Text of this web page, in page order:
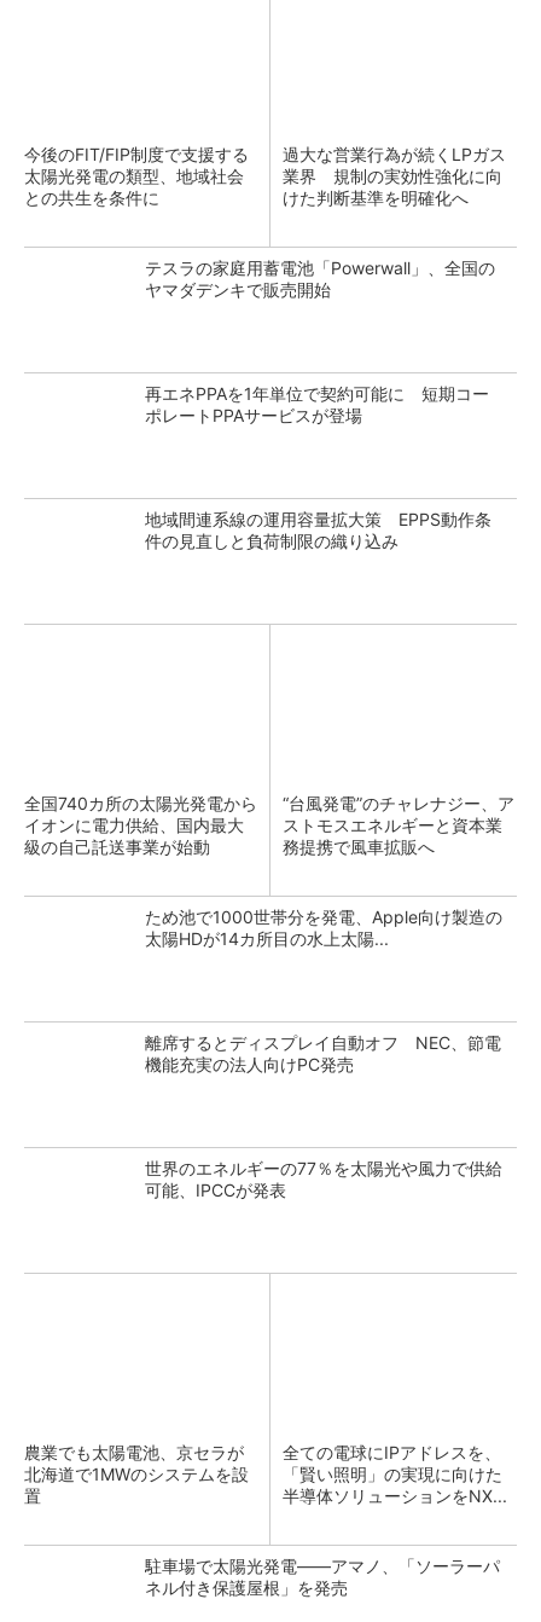
今後のFIT/FIP制度で支援する
太陽光発電の類型、地域社会
との共生を条件に
過大な営業行為が続くLPガス
業界 規制の実効性強化に向
けた判断基準を明確化へ
テスラの家庭用蓄電池「Powerwall」、全国の
ヤマダデンキで販売開始
再エネPPAを1年単位で契約可能に 短期コー
ポレートPPAサービスが登場
地域間連系線の運用容量拡大策 EPPS動作条
件の見直しと負荷制限の織り込み
全国740カ所の太陽光発電から
イオンに電力供給、国内最大
級の自己託送事業が始動
“台風発電”のチャレナジー、ア
ストモスエネルギーと資本業
務提携で風車拡販へ
ため池で1000世帯分を発電、Apple向け製造の
太陽HDが14カ所目の水上太陽...
離席するとディスプレイ自動オフ NEC、節電
機能充実の法人向けPC発売
世界のエネルギーの77％を太陽光や風力で供給
可能、IPCCが発表
農業でも太陽電池、京セラが
北海道で1MWのシステムを設
置
全ての電球にIPアドレスを、
「賢い照明」の実現に向けた
半導体ソリューションをNX...
駐車場で太陽光発電――アマノ、「ソーラーパ
ネル付き保護屋根」を発売